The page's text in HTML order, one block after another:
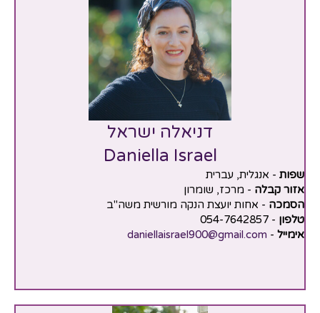
דניאלה ישראל
Daniella Israel
שפות - אנגלית, עברית
אזור קבלה - מרכז, שומרון
הסמכה - אחות יועצת הנקה מורשית משה"ב
טלפון - 054-7642857
אימייל -
daniellaisrael900@gmail.com